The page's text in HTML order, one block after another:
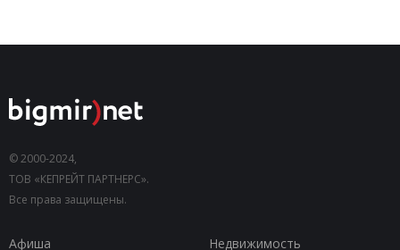
© 2000-2024,
ТОВ «КЕПРЕЙТ ПАРТНЕРС».
Все права защищены.
Афиша
Недвижимость